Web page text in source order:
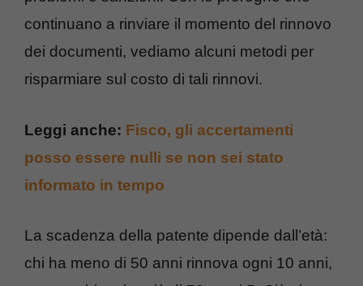
continuano a rinviare il momento del rinnovo
dei documenti, vediamo alcuni metodi per
risparmiare sul costo di tali rinnovi.
Leggi anche: Fisco, gli accertamenti
posso essere nulli se non sei stato
informato in tempo
La scadenza della patente dipende dall’età:
chi ha meno di 50 anni rinnova ogni 10 anni,